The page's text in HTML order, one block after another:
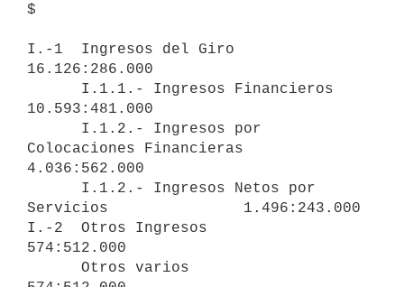
$
I.-1  Ingresos del Giro
16.126:286.000
I.1.1.- Ingresos Financieros
10.593:481.000
I.1.2.- Ingresos por
Colocaciones Financieras
4.036:562.000
Servicios               1.496:243.000
I.-2  Otros Ingresos
574:512.000
Otros varios